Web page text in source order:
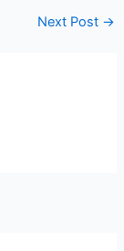
Next Post →